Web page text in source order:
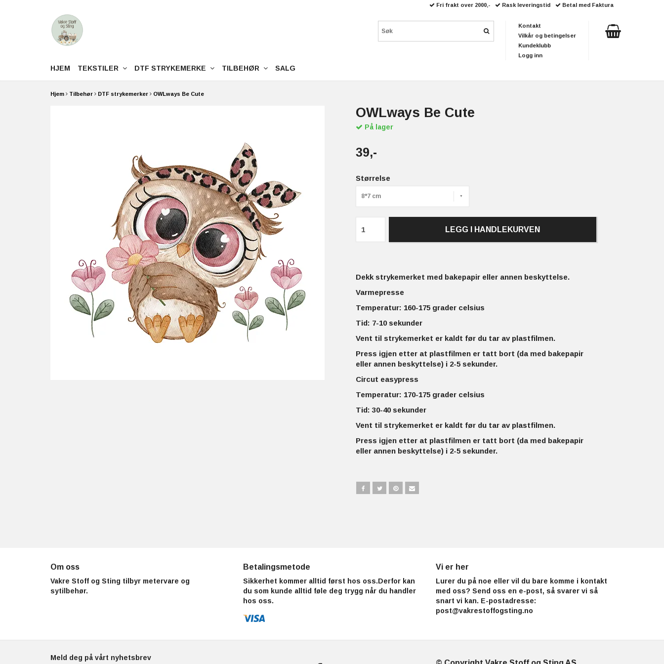
Hjem Tilbehør DTF strykemerker OWLways Be Cute
OWLways Be Cute
På lager
39,-
Størrelse
8*7 cm
LEGG I HANDLEKURVEN
Dekk strykemerket med bakepapir eller annen beskyttelse.
Varmepresse
Temperatur: 160-175 grader celsius
Tid: 7-10 sekunder
Vent til strykemerket er kaldt før du tar av plastfilmen.
Press igjen etter at plastfilmen er tatt bort (da med bakepapir
eller annen beskyttelse) i 2-5 sekunder.
Circut easypress
Temperatur: 170-175 grader celsius
Tid: 30-40 sekunder
Vent til strykemerket er kaldt før du tar av plastfilmen.
Press igjen etter at plastfilmen er tatt bort (da med bakepapir
eller annen beskyttelse) i 2-5 sekunder.
Om oss
Vakre Stoff og Sting tilbyr metervare og
sytilbehør.
Betalingsmetode
Sikkerhet kommer alltid først hos oss.Derfor kan
du som kunde alltid føle deg trygg når du handler
hos oss.
Vi er her
Lurer du på noe eller vil du bare komme i kontakt
med oss? Send oss en e-post, så svarer vi så
snart vi kan. E-postadresse:
post@vakrestoffogsting.no
Meld deg på vårt nyhetsbrev
Fri frakt over 2000,- Rask leveringstid Betal med Faktura
Kontakt
Vilkår og betingelser
Kundeklubb
Logg inn
HJEM TEKSTILER DTF STRYKEMERKE TILBEHØR SALG